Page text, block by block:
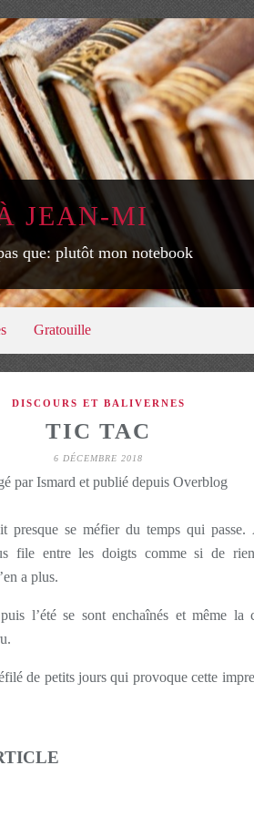
JEAN-MI
que: plutôt mon notebook
Gratouille
DISCOURS ET BALIVERNES
TIC TAC
6 DÉCEMBRE 2018
par Ismard et publié depuis Overblog
presque se méfier du temps qui
file entre les doigts comme si de
a plus.
l’été se sont enchaînés et même la
de petits jours qui provoque cette